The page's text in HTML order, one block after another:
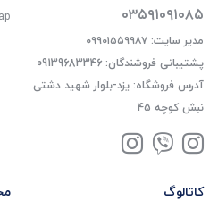
۰۳۵۹۱۰۹۱۰۸۵
مدیر سایت: ۰۹۹۰۱۵۵۹۹۸۷
پشتیبانی فروشندگان: 09139683346
آدرس فروشگاه: یزد-بلوار شهید دشتی
نبش کوچه 45
کاتالوگ